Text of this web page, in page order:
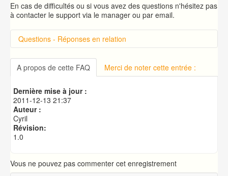
En cas de difficultés ou si vous avez des questions n'hésitez pas
à contacter le support via le manager ou par email.
Questions - Réponses en relation
Introduction sur cPanel
Connexion à cPanel
Changer le mot de passe d'accès à cPanel
Créer une base de données MySQL
A propos de cette FAQ Merci de noter cette entrée :
Dernière mise à jour :
2011-12-13 21:37
Auteur :
Cyril
Révision:
1.0
Vous ne pouvez pas commenter cet enregistrement